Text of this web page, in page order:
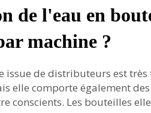
de l'eau en
machine ?
issue de distributeurs est très
elle comporte également
conscients. Les bouteilles